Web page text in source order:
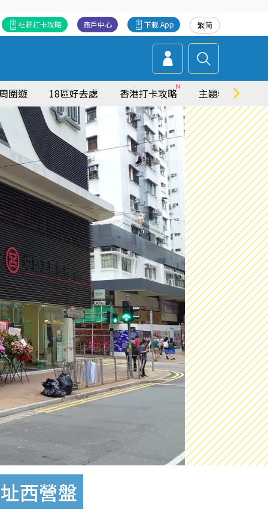
繁简
下載 App
商戶中心
社群打卡攻略
圍遊 18區好去處 香港打卡攻略 主題特集
西營盤